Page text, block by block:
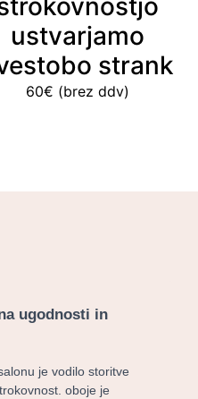
ustvarjamo
strank
60€ (brez ddv)
ugodnosti in
je vodilo storitve
oboje je